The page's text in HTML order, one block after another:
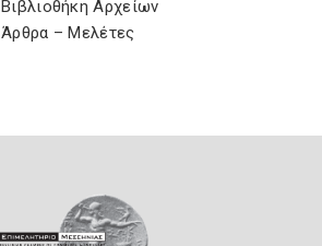
Βιβλιοθήκη Αρχείων
Άρθρα – Μελέτες